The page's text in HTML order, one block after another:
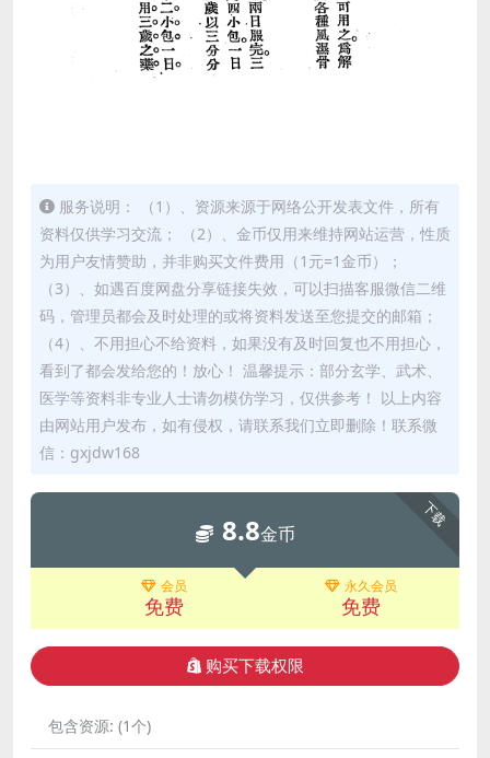
服务说明： （1）、资源来源于网络公开发表文件，所有
资料仅供学习交流； （2）、金币仅用来维持网站运营，性质
为用户友情赞助，并非购买文件费用（1元=1金币）；
（3）、如遇百度网盘分享链接失效，可以扫描客服微信二维
码，管理员都会及时处理的或将资料发送至您提交的邮箱；
（4）、不用担心不给资料，如果没有及时回复也不用担心，
看到了都会发给您的！放心！ 温馨提示：部分玄学、武术、
医学等资料非专业人士请勿模仿学习，仅供参考！ 以上内容
由网站用户发布，如有侵权，请联系我们立即删除！联系微
信：gxjdw168
下载
8.8金币
会员
免费
永久会员
免费
购买下载权限
包含资源: (1个)